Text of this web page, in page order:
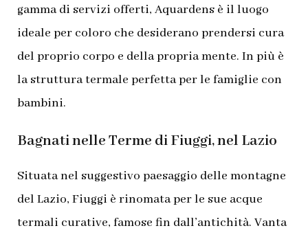
gamma di servizi offerti, Aquardens è il luogo
ideale per coloro che desiderano prendersi cura
del proprio corpo e della propria mente. In più è
la struttura termale perfetta per le famiglie con
bambini.
Bagnati nelle Terme di Fiuggi, nel Lazio
Situata nel suggestivo paesaggio delle montagne
del Lazio, Fiuggi è rinomata per le sue acque
termali curative, famose fin dall’antichità. Vanta